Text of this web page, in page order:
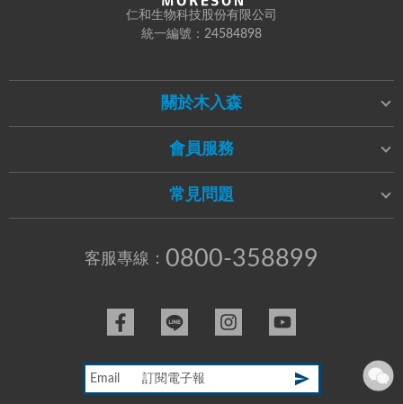
仁和生物科技股份有限公司
統一編號：24584898
關於木入森
會員服務
常見問題
客服專線： 0800-358899
Email